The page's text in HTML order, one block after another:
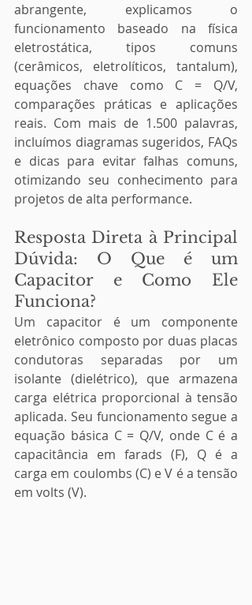
abrangente, explicamos o
funcionamento baseado na física
eletrostática, tipos comuns
(cerâmicos, eletrolíticos, tantalum),
equações chave como C = Q/V,
comparações práticas e aplicações
reais. Com mais de 1.500 palavras,
incluímos diagramas sugeridos, FAQs
e dicas para evitar falhas comuns,
otimizando seu conhecimento para
projetos de alta performance.
Resposta Direta à Principal
Dúvida: O Que é um
Capacitor e Como Ele
Funciona?
Um capacitor é um componente
eletrônico composto por duas placas
condutoras separadas por um
isolante (dielétrico), que armazena
carga elétrica proporcional à tensão
aplicada. Seu funcionamento segue a
equação básica C = Q/V, onde C é a
capacitância em farads (F), Q é a
carga em coulombs (C) e V é a tensão
em volts (V).